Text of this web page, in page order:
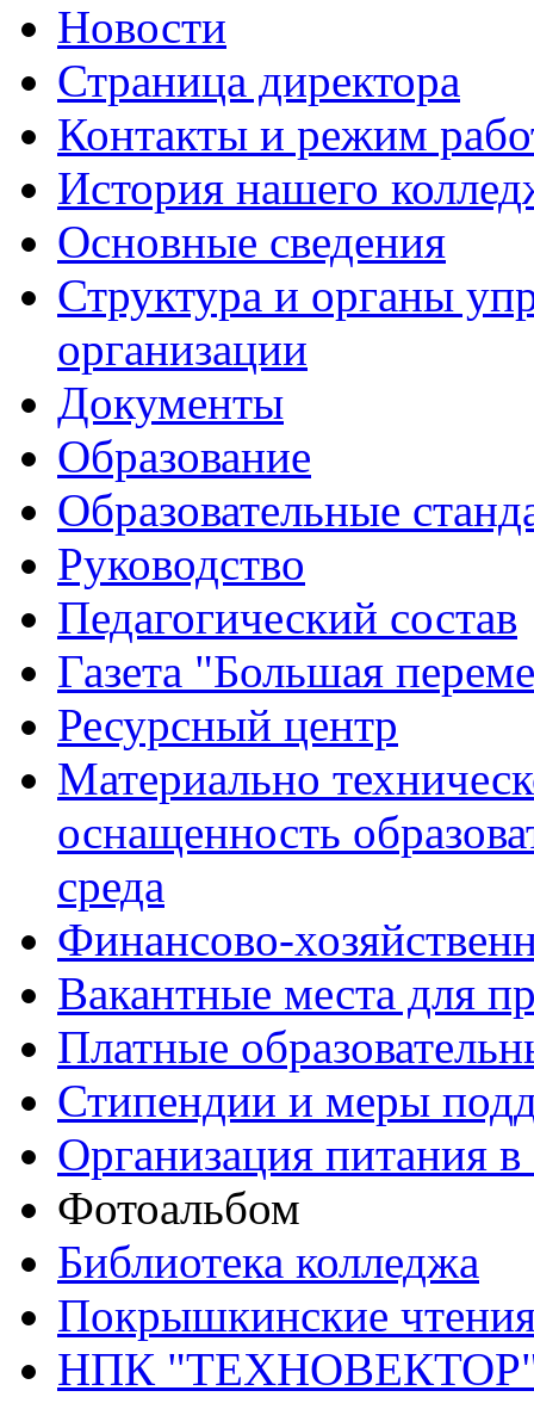
Новости
Страница директора
Контакты и режим
История нашего
Основные сведения
Структура и органы
организации
Документы
Образование
Образовательные
Руководство
Педагогический состав
Газета "Большая
Ресурсный центр
Материально
оснащенность
среда
Финансово-
Вакантные места для
Платные
Стипендии и меры
Организация питания в
Фотоальбом
Библиотека колледжа
Покрышкинские
НПК